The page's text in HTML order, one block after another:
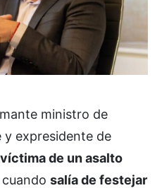
ministro de
expresidente de
víctima de un asalto
salía de festejar